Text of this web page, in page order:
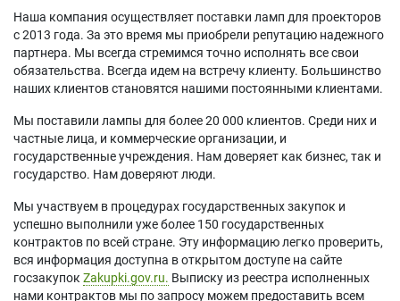
Наша компания осуществляет поставки ламп для проекторов
с 2013 года. За это время мы приобрели репутацию надежного
партнера. Мы всегда стремимся точно исполнять все свои
обязательства. Всегда идем на встречу клиенту. Большинство
наших клиентов становятся нашими постоянными клиентами.
Мы поставили лампы для более 20 000 клиентов. Среди них и
частные лица, и коммерческие организации, и
государственные учреждения. Нам доверяет как бизнес, так и
государство. Нам доверяют люди.
Мы участвуем в процедурах государственных закупок и
успешно выполнили уже более 150 государственных
контрактов по всей стране. Эту информацию легко проверить,
вся информация доступна в открытом доступе на сайте
госзакупок Zakupki.gov.ru. Выписку из реестра исполненных
нами контрактов мы по запросу можем предоставить всем